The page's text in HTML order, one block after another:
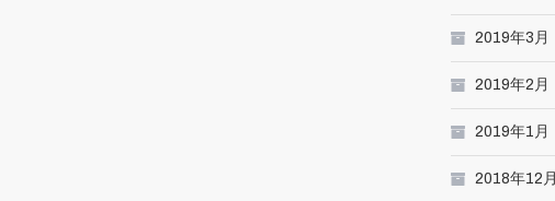
2019年3月
2019年2月
2019年1月
2018年12月